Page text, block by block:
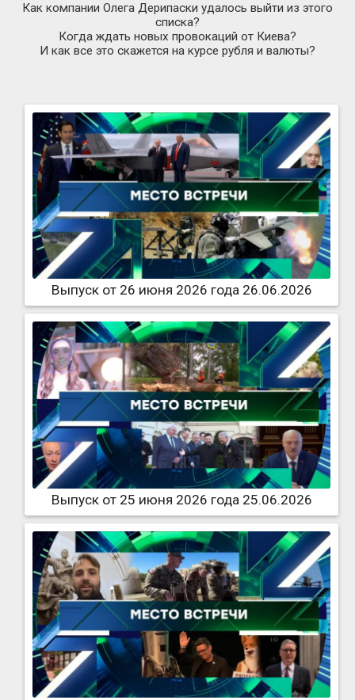
Как компании Олега Дерипаски удалось выйти из этого
списка?
Когда ждать новых провокаций от Киева?
И как все это скажется на курсе рубля и валюты?
Выпуск от 26 июня 2026 года 26.06.2026
Выпуск от 25 июня 2026 года 25.06.2026